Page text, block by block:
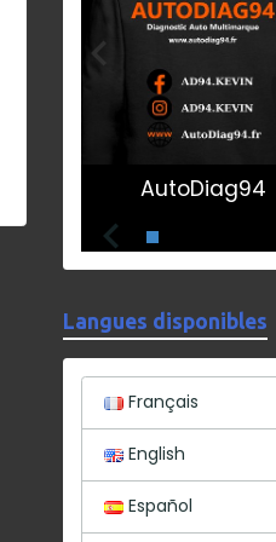
AutoDiag94
Langues disponibles
Français
English
Español